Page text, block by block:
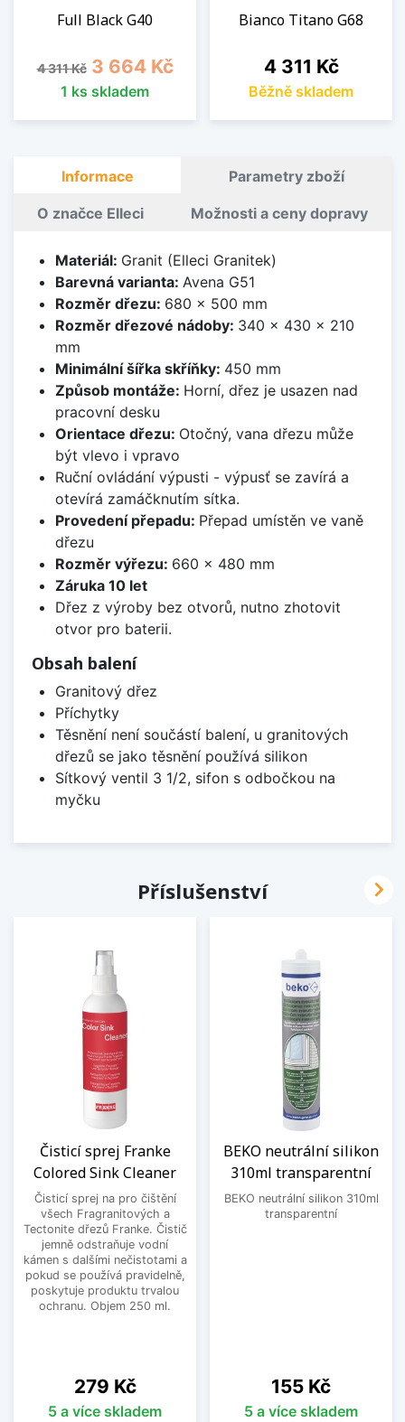
Full Black G40
Běžná cena
4 311 Kč Cena
3 664 Kč
1 ks skladem
Bianco Titano G68
Cena
4 311 Kč
Běžně skladem
Informace Parametry zboží
O značce Elleci Možnosti a ceny dopravy
Materiál: Granit (Elleci Granitek)
Barevná varianta: Avena G51
Rozměr dřezu: 680 x 500 mm
Rozměr dřezové nádoby: 340 x 430 x 210
mm
Minimální šířka skříňky: 450 mm
Způsob montáže: Horní, dřez je usazen nad
pracovní desku
Orientace dřezu: Otočný, vana dřezu může
být vlevo i vpravo
Ruční ovládání výpusti - výpusť se zavírá a
otevírá zamáčknutím sítka.
Provedení přepadu: Přepad umístěn ve vaně
dřezu
Rozměr výřezu: 660 x 480 mm
Záruka 10 let
Dřez z výroby bez otvorů, nutno zhotovit
otvor pro baterii.
Obsah balení
Granitový dřez
Příchytky
Těsnění není součástí balení, u granitových
dřezů se jako těsnění používá silikon
Sítkový ventil 3 1/2, sifon s odbočkou na
myčku
Příslušenství
Čisticí sprej Franke
Colored Sink Cleaner
Čisticí sprej na pro čištění
všech Fragranitových a
Tectonite dřezů Franke. Čistič
jemně odstraňuje vodní
kámen s dalšími nečistotami a
pokud se používá pravidelně,
poskytuje produktu trvalou
ochranu. Objem 250 ml.
Cena
279 Kč
5 a více skladem
BEKO neutrální silikon
310ml transparentní
BEKO neutrální silikon 310ml
transparentní
Cena
155 Kč
5 a více skladem
